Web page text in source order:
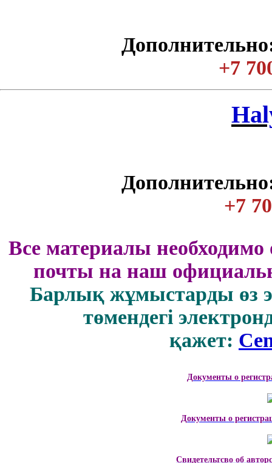
+7
+7
Все материалы необходимо
почты на наш
Барлық жұмыстарды өз
төмендегі
қажет:
Документы о
Документы о
Свидетельтсво об